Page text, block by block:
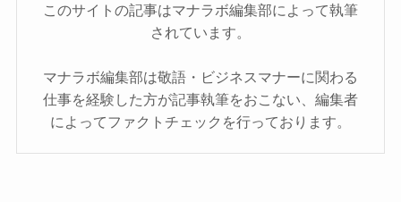
このサイトの記事はマナラボ編集部によって執筆
されています。
マナラボ編集部は敬語・ビジネスマナーに関わる
仕事を経験した方が記事執筆をおこない、編集者
によってファクトチェックを行っております。